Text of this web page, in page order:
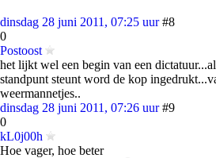
dinsdag 28 juni 2011, 07:25 uur #8
0
Postoost
het lijkt wel een begin van een
standpunt steunt word de kop
weermannetjes..
dinsdag 28 juni 2011, 07:26 uur #9
0
kL0j00h
Hoe vager, hoe beter